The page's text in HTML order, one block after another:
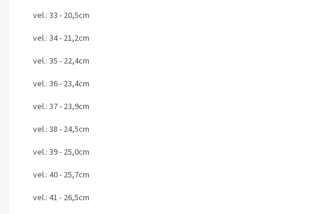
vel.: 33 - 20,5cm
vel.: 34 - 21,2cm
vel.: 35 - 22,4cm
vel.: 36 - 23,4cm
vel.: 37 - 23,9cm
vel.: 38 - 24,5cm
vel.: 39 - 25,0cm
vel.: 40 - 25,7cm
vel.: 41 - 26,5cm